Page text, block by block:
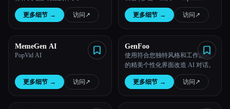
更多细节 → 访问 ↗︎ 更多细节 → 访问 ↗︎
MemeGen AI
PopVid AI
更多细节 → 访问 ↗︎
GenFoo
使用符合您独特风格和工作流程
的精美个性化界面改造 AI 对话。
更多细节 → 访问 ↗︎